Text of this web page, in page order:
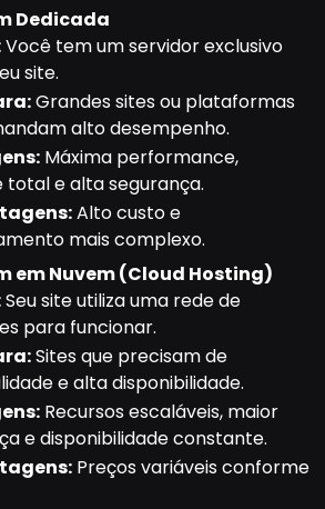
Dedicada
Você tem um servidor exclusivo
site.
Grandes sites ou plataformas
alto desempenho.
Máxima performance,
e alta segurança.
Alto custo e
mais complexo.
em Nuvem (Cloud Hosting)
Seu site utiliza uma rede de
para funcionar.
Sites que precisam de
e alta disponibilidade.
Recursos escaláveis, maior
e disponibilidade constante.
Preços variáveis conforme